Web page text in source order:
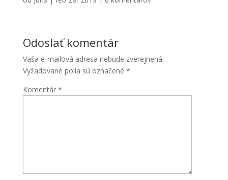
Odoslať komentár
Vaša e-mailová adresa nebude zverejnená.
Vyžadované polia sú označené *
Komentár *
fungovanie